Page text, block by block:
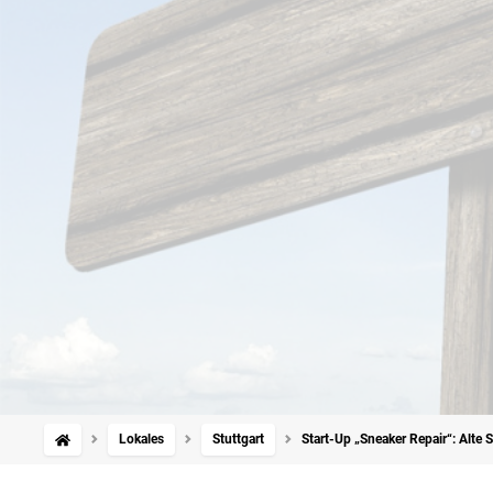
Lokales Stuttgart Start-Up „Sneaker Repair“: Alte